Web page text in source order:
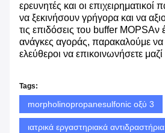
ερευνητές και οι
να ξεκινήσουν γρήγορα και να
τις επιδόσεις του buffer MOPSΑν
ανάγκες αγοράς, παρακαλούμε να
ελεύθεροι να επικοινωνήσετε
Tags:
morpholinopropanesulfonic οξύ 3
ιατρικά εργαστηριακά αντιδραστήρια